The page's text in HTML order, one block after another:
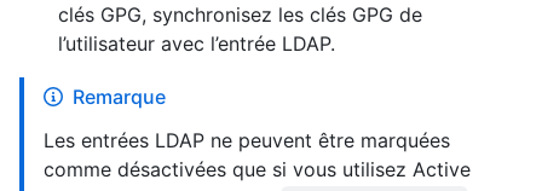
clés GPG, synchronisez les clés GPG de
l’utilisateur avec l’entrée LDAP.
Remarque
Les entrées LDAP ne peuvent être marquées
comme désactivées que si vous utilisez Active